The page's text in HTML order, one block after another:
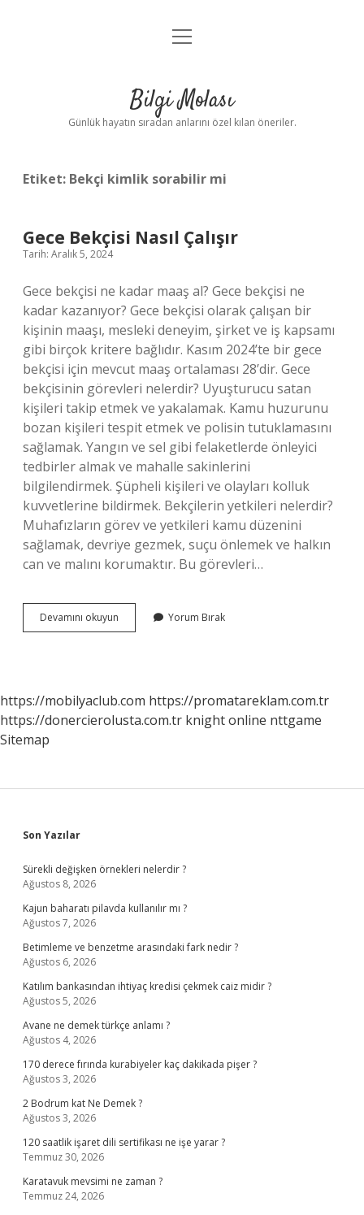
Anasayfa
Yasal Uyarı
menüyü
Bilgi Molası
Günlük hayatın sıradan anlarını özel kılan öneriler.
Etiket: Bekçi kimlik sorabilir mi
Gece Bekçisi Nasıl Çalışır
Tarih: Aralık 5, 2024
Gece bekçisi ne kadar maaş al? Gece bekçisi ne
kadar kazanıyor? Gece bekçisi olarak çalışan bir
kişinin maaşı, mesleki deneyim, şirket ve iş kapsamı
gibi birçok kritere bağlıdır. Kasım 2024’te bir gece
bekçisi için mevcut maaş ortalaması 28’dir. Gece
bekçisinin görevleri nelerdir? Uyuşturucu satan
kişileri takip etmek ve yakalamak. Kamu huzurunu
bozan kişileri tespit etmek ve polisin tutuklamasını
sağlamak. Yangın ve sel gibi felaketlerde önleyici
tedbirler almak ve mahalle sakinlerini
bilgilendirmek. Şüpheli kişileri ve olayları kolluk
kuvvetlerine bildirmek. Bekçilerin yetkileri nelerdir?
Muhafızların görev ve yetkileri kamu düzenini
sağlamak, devriye gezmek, suçu önlemek ve halkın
can ve malını korumaktır. Bu görevleri…
Devamını okuyun
Bekçisi
Yorum Bırak
https://mobilyaclub.com https://promatareklam.com.tr
https://donercierolusta.com.tr knight online nttgame
Sitemap
Sidebar
Son Yazılar
Sürekli değişken örnekleri nelerdir ?
Ağustos 8, 2026
Kajun baharatı pilavda kullanılır mı ?
Ağustos 7, 2026
Betimleme ve benzetme arasındaki fark nedir ?
Ağustos 6, 2026
Katılım bankasından ihtiyaç kredisi çekmek caiz midir ?
Ağustos 5, 2026
Avane ne demek türkçe anlamı ?
Ağustos 4, 2026
170 derece fırında kurabiyeler kaç dakikada pişer ?
Ağustos 3, 2026
2 Bodrum kat Ne Demek ?
Ağustos 3, 2026
120 saatlik işaret dili sertifikası ne işe yarar ?
Temmuz 30, 2026
Karatavuk mevsimi ne zaman ?
Temmuz 24, 2026